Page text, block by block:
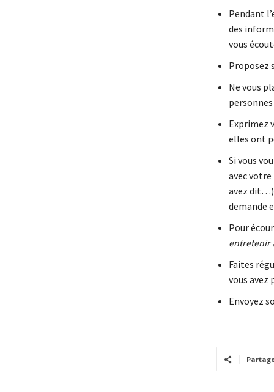
Pendant
des
vous
Proposez
Ne vous
Exprimez
elles ont
Si vous
avec
avez
demande
Pour
entretenir
Faites
vous avez
Envoyez